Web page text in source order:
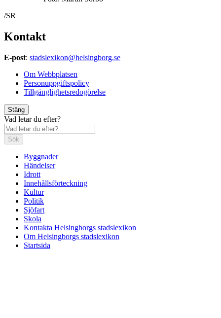
/SR
Kontakt
E-post: stadslexikon@helsingborg.se
Om Webbplatsen
Personuppgiftspolicy
Tillgänglighetsredogörelse
Stäng
Vad letar du efter?
Sök
Byggnader
Händelser
Idrott
Innehållsförteckning
Kultur
Politik
Sjöfart
Skola
Kontakta Helsingborgs stadslexikon
Om Helsingborgs stadslexikon
Startsida